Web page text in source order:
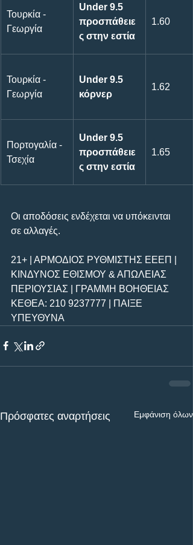
Τουρκία -
Γεωργία
Under 9.5
προσπάθειε
ς στην εστία
1.60
Τουρκία -
Γεωργία
Under 9.5
κόρνερ
1.62
Πορτογαλία -
Τσεχία
Under 9.5
προσπάθειε
ς στην εστία
1.65
Οι αποδόσεις ενδέχεται να υπόκεινται
σε αλλαγές.
21+ | ΑΡΜΟΔΙΟΣ ΡΥΘΜΙΣΤΗΣ ΕΕΕΠ |
ΚΙΝΔΥΝΟΣ ΕΘΙΣΜΟΥ & ΑΠΩΛΕΙΑΣ
ΠΕΡΙΟΥΣΙΑΣ | ΓΡΑΜΜΗ ΒΟΗΘΕΙΑΣ
ΚΕΘΕΑ: 210 9237777 | ΠΑΙΞΕ
ΥΠΕΥΘΥΝΑ
Πρόσφατες αναρτήσεις Εμφάνιση όλων